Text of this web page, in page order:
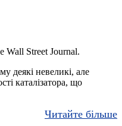
Wall Street Journal.
деякі невеликі, але
каталізатора, що
Читайте більше